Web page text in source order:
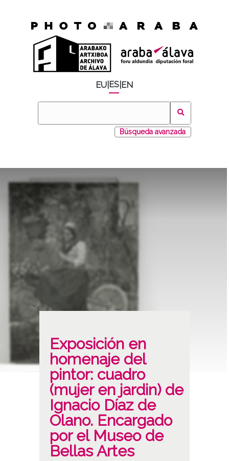
EU ES EN
Búsqueda avanzada
Exposición en
homenaje del
pintor: cuadro
(mujer en jardin) de
Ignacio Díaz de
Olano. Encargado
por el Museo de
Bellas Artes